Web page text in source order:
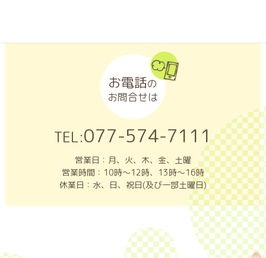
お電話の
お問合せは
TEL:077-574-7111
営業日：月、火、木、金、土曜
営業時間：10時～12時、13時～16時
休業日：水、日、祝日(及び一部土曜日)